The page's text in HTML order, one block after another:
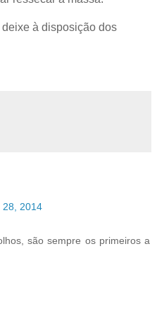
à disposição dos
28, 2014
são sempre os primeiros a